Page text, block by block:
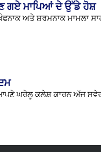
ਗਏ ਮਾਪਿਆਂ ਦੇ ਉੱਡੇ ਹੋਸ਼
ਅਤੇ ਸ਼ਰਮਨਾਕ ਮਾਮਲਾ
ਘਰੇਲੂ ਕਲੇਸ਼ ਕਾਰਨ ਅੱਜ